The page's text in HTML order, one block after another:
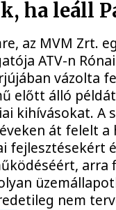
ha leáll
az MVM Zrt.
ATV-n
vázolta
előtt álló
kihívásokat. A
át felelt a
fejlesztésekért
arra
nem